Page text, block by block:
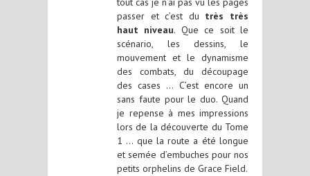
passer et c’est du très très
haut niveau. Que ce soit le
scénario, les dessins, le
mouvement et le dynamisme
des combats, du découpage
des cases … C’est encore un
sans faute pour le duo. Quand
je repense à mes impressions
lors de la découverte du Tome
1 … que la route a été longue
et semée d’embuches pour nos
petits orphelins de Grace Field.